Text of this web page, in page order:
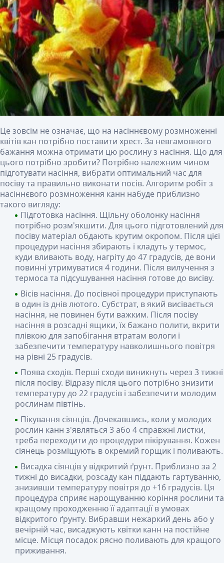
Це зовсім не означає, що на насіннєвому розмноженні
квітів кан потрібно поставити хрест. За невгамовного
бажання можна отримати цю рослину з насіння. Що для
цього потрібно зробити? Потрібно належним чином
підготувати насіння, вибрати оптимальний час для
посіву та правильно виконати посів. Алгоритм робіт з
насіннєвого розмноження канн набуде приблизно
такого вигляду:
Підготовка насіння. Щільну оболонку насіння
потрібно розм'якшити. Для цього підготовлений для
посіву матеріал обдають крутим окропом. Після цієї
процедури насіння збирають і кладуть у термос,
куди вливають воду, нагріту до 47 градусів, де вони
повинні утримуватися 4 години. Після вилучення з
термоса та підсушування насіння готове до висіву.
Вісів насіння. До посівної процедури приступають
в один із днів лютого. Субстрат, в який висівається
насіння, не повинен бути важким. Після посіву
насіння в розсадні ящики, їх бажано полити, вкрити
плівкою для запобігання втратам вологи і
забезпечити температуру навколишнього повітря
на рівні 25 градусів.
Поява сходів. Перші сходи виникнуть через 3 тижні
після посіву. Відразу після цього потрібно знизити
температуру до 22 градусів і забезпечити молодим
рослинам півтінь.
Пікування сіянців. Дочекавшись, коли у молодих
рослин канн з'являться 3 або 4 справжні листки,
треба переходити до процедури пікірування. Кожен
сіянець розміщують в окремий горщик і поливають.
Висадка сіянців у відкритий ґрунт. Приблизно за 2
тижні до висадки, розсаду кан піддають гартуванню,
знизивши температуру повітря до +16 градусів. Ця
процедура сприяє нарощуванню коріння рослини та
кращому проходженню її адаптації в умовах
відкритого ґрунту. Вибравши нежаркий день або у
вечірній час, висаджують квітки канн на постійне
місце. Місця посадок рясно поливають для кращого
приживання.